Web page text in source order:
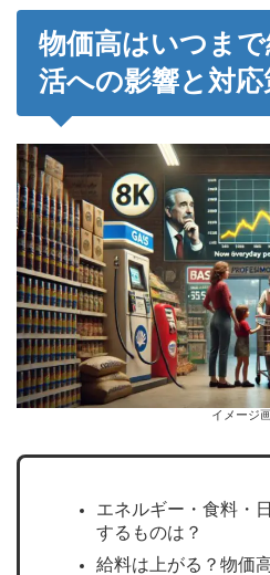
物価高はいつま
活への影響と対応
イメージ
エネルギー・食料・
するものは？
給料は上がる？物価